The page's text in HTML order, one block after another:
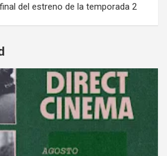
final del estreno de la temporada 2